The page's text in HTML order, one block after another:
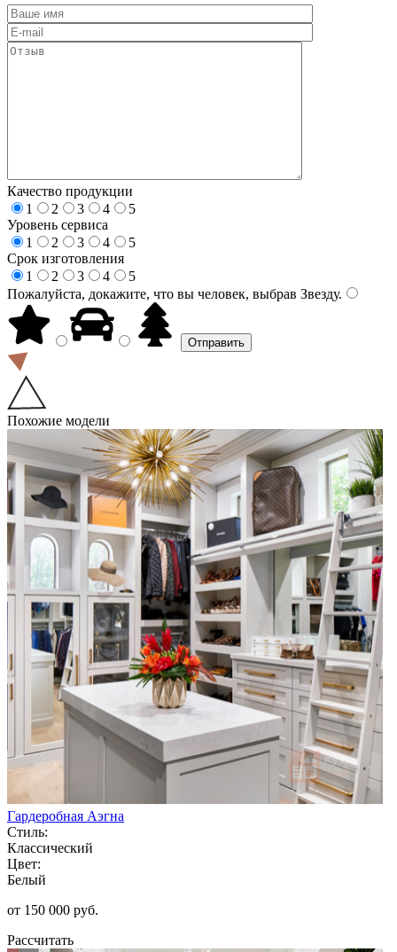
Качество продукции
1
2 3 4
5
Уровень сервиса
1
2 3 4
5
Срок изготовления
1
2 3 4
5
Пожалуйста, докажите, что вы человек, выбрав Звезду.
Похожие модели
Гардеробная Аэгна
Стиль:
Классический
Цвет:
Белый
от 150 000 руб.
Рассчитать